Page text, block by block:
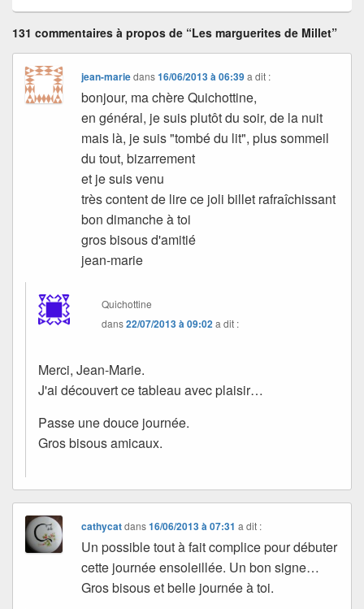
131 commentaires à propos de “Les marguerites de Millet”
jean-mariedans16/06/2013 à 06:39 a dit :
bonjour, ma chère Quichottine,
en général, je suis plutôt du soir, de la nuit
mais là, je suis "tombé du lit", plus sommeil
du tout, bizarrement
et je suis venu
très content de lire ce joli billet rafraîchissant
bon dimanche à toi
gros bisous d'amitié
jean-marie
Quichottine
dans22/07/2013 à 09:02a dit :
Merci, Jean-Marie.
J'ai découvert ce tableau avec plaisir…
Passe une douce journée.
Gros bisous amicaux.
cathycatdans16/06/2013 à 07:31 a dit :
Un possible tout à fait complice pour débuter
cette journée ensoleillée. Un bon signe…
Gros bisous et belle journée à toi.